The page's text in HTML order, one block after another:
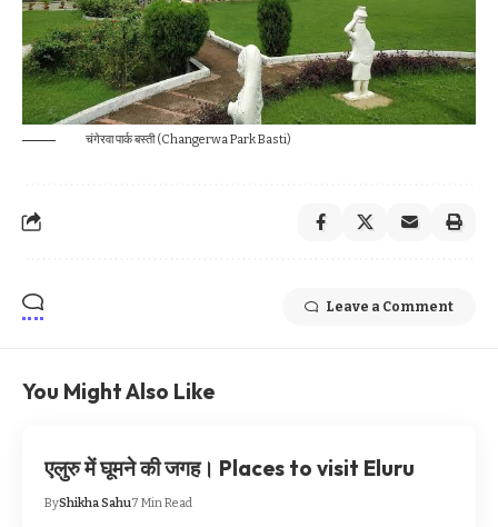
चंगेरवा पार्क बस्ती (Changerwa Park Basti)
Leave a Comment
You Might Also Like
एलुरु में घूमने की जगह। Places to visit Eluru
ByShikha Sahu7 Min Read